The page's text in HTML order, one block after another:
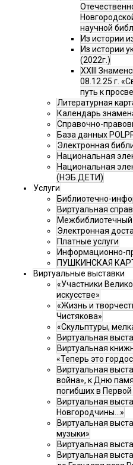
научной
Из истории
Из истории
(2022г.)
XXIII
08.12.25 г.
путь к
Литературная
Календарь
Справочно-
База данных
Электронная
Национальная
Национальная
(НЭБ.ДЕТИ)
Услуги
Библиотечно-
Виртуальная
Электронная
Платные услуги
Информационно-
ПУШКИНСКАЯ
Виртуальные выставки
«Участники
искусстве»
«Жизнь и
Чистякова»
«Скульптуры,
Виртуальная
Виртуальная
«Теперь это
Виртуальная
война», к Дню
погибших в
Виртуальная
Новгородчины…»
Виртуальная
музыки»
Виртуальная
Виртуальная